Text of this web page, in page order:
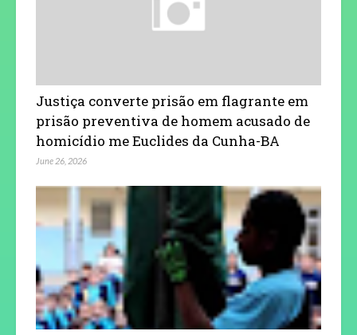
Justiça converte prisão em flagrante em
prisão preventiva de homem acusado de
homicídio me Euclides da Cunha-BA
June 26, 2026